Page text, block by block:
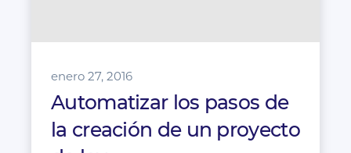
enero 27, 2016
Automatizar los pasos de
la creación de un proyecto